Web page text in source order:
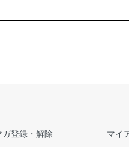
ガ登録・解除
マイ